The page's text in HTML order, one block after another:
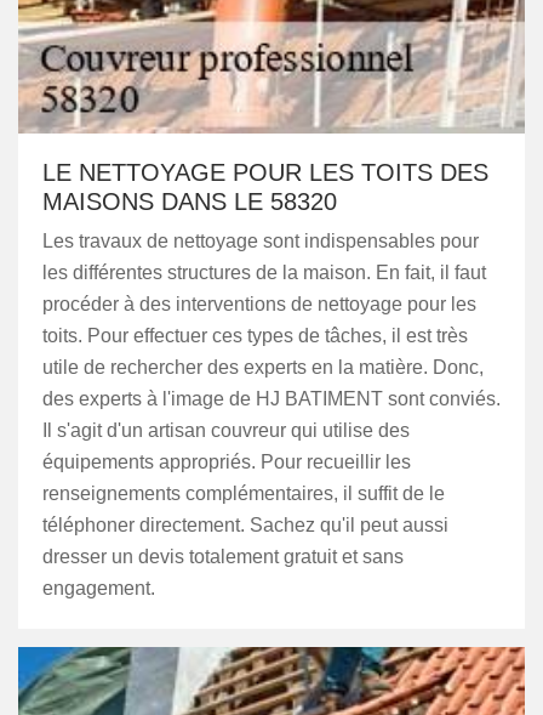
LE NETTOYAGE POUR LES TOITS DES
MAISONS DANS LE 58320
Les travaux de nettoyage sont indispensables pour
les différentes structures de la maison. En fait, il faut
procéder à des interventions de nettoyage pour les
toits. Pour effectuer ces types de tâches, il est très
utile de rechercher des experts en la matière. Donc,
des experts à l'image de HJ BATIMENT sont conviés.
Il s'agit d'un artisan couvreur qui utilise des
équipements appropriés. Pour recueillir les
renseignements complémentaires, il suffit de le
téléphoner directement. Sachez qu'il peut aussi
dresser un devis totalement gratuit et sans
engagement.